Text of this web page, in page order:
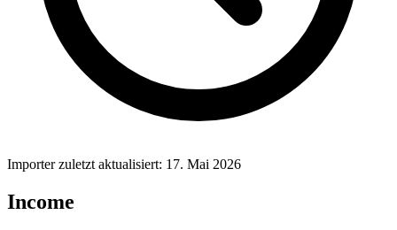
Importer zuletzt aktualisiert: 17. Mai 2026
Income